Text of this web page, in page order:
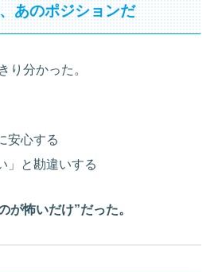
あのポジションだ
り分かった。
安心する
」と勘違いする
が怖いだけ”だった。